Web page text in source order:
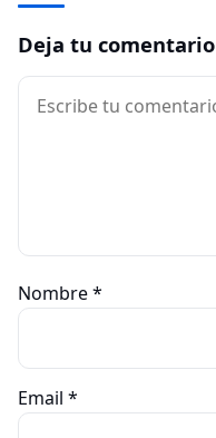
Deja tu comentario
Comentario
Nombre*
Email *